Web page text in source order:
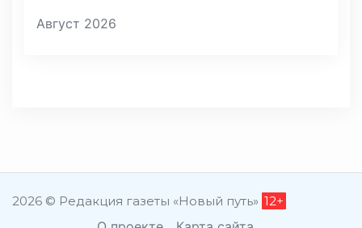
Август 2026
2026 © Редакция газеты «Новый путь» 12+